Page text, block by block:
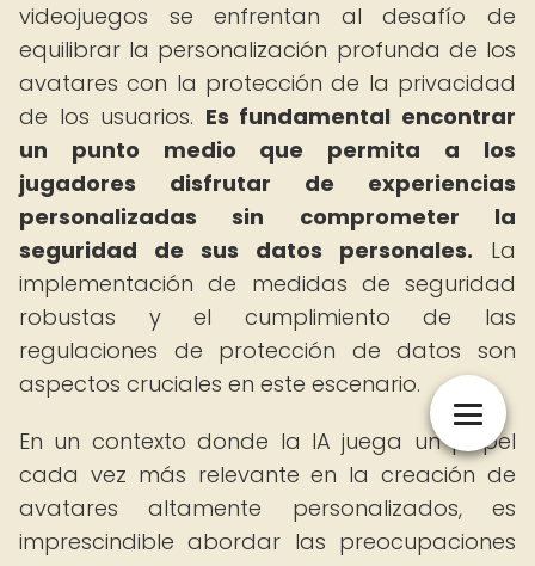
videojuegos se enfrentan al desafío de
equilibrar la personalización profunda de los
avatares con la protección de la privacidad
de los usuarios. Es fundamental encontrar
un punto medio que permita a los
jugadores disfrutar de experiencias
personalizadas sin comprometer la
seguridad de sus datos personales. La
implementación de medidas de seguridad
robustas y el cumplimiento de las
regulaciones de protección de datos son
aspectos cruciales en este escenario.
En un contexto donde la IA juega un papel
cada vez más relevante en la creación de
avatares altamente personalizados, es
imprescindible abordar las preocupaciones